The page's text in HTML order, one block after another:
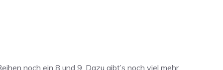
noch ein 8 und 9. Dazu gibt’s noch viel mehr